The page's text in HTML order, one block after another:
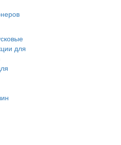
для